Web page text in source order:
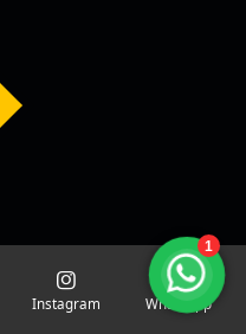
Instagram WhatsApp